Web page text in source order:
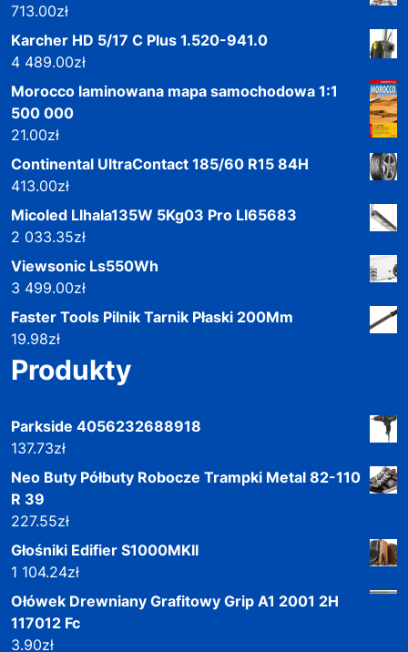
713.00zł
Karcher HD 5/17 C Plus 1.520-941.0
4 489.00zł
Morocco laminowana mapa samochodowa 1:1
500 000
21.00zł
Continental UltraContact 185/60 R15 84H
413.00zł
Micoled Llhala135W 5Kg03 Pro Ll65683
2 033.35zł
Viewsonic Ls550Wh
3 499.00zł
Faster Tools Pilnik Tarnik Płaski 200Mm
19.98zł
Produkty
Parkside 4056232688918
137.73zł
Neo Buty Półbuty Robocze Trampki Metal 82-110
R 39
227.55zł
Głośniki Edifier S1000MKII
1 104.24zł
Ołówek Drewniany Grafitowy Grip A1 2001 2H
117012 Fc
3.90zł